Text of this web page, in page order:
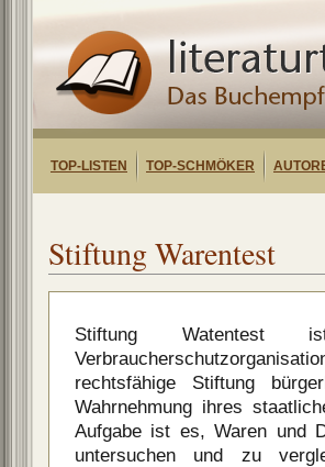
TOP-LISTEN TOP-SCHMÖKER
Stiftung Warentest
Stiftung Watentest
rechtsfähige Stiftung
Wahrnehmung ihres
Aufgabe ist es, Waren und
untersuchen und zu